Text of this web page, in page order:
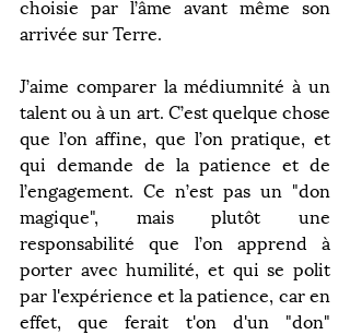
choisie par l’âme avant même son
arrivée sur Terre.
J’aime comparer la médiumnité à un
talent ou à un art. C’est quelque chose
que l’on affine, que l’on pratique, et
qui demande de la patience et de
l’engagement. Ce n’est pas un "don
magique", mais plutôt une
responsabilité que l’on apprend à
porter avec humilité, et qui se polit
par l'expérience et la patience, car en
effet, que ferait t'on d'un "don"